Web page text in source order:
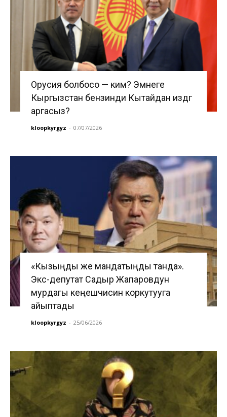
Орусия болбосо — ким? Эмнеге
Кыргызстан бензинди Кытайдан издөөгө
аргасыз?
kloopkyrgyz - 07/07/2026
«Кызыңды же мандатыңды танда».
Экс-депутат Садыр Жапаровдун
мурдагы кеңешчисин коркутууга
айыптады
kloopkyrgyz - 25/06/2026